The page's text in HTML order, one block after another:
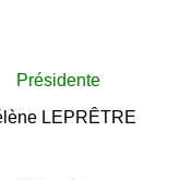
Présidente
LEPRÊTRE